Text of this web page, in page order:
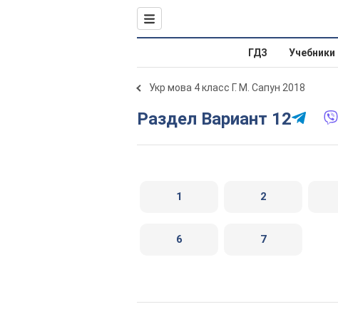
ГДЗ Учебники
Укр мова 4 класс Г. М. Сапун 2018
Раздел Вариант 12
1 2
6 7